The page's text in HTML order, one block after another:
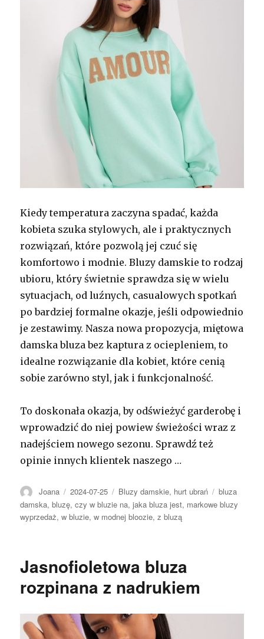
Kiedy temperatura zaczyna spadać, każda
kobieta szuka stylowych, ale i praktycznych
rozwiązań, które pozwolą jej czuć się
komfortowo i modnie. Bluzy damskie to rodzaj
ubioru, który świetnie sprawdza się w wielu
sytuacjach, od luźnych, casualowych spotkań
po bardziej formalne okazje, jeśli odpowiednio
je zestawimy. Nasza nowa propozycja, miętowa
damska bluza bez kaptura z ociepleniem, to
idealne rozwiązanie dla kobiet, które cenią
sobie zarówno styl, jak i funkcjonalność.
To doskonała okazja, by odświeżyć garderobę i
wprowadzić do niej powiew świeżości wraz z
nadejściem nowego sezonu. Sprawdź też
opinie innych klientek naszego …
Autor
Joana Opublikowano
2024-07-25 Kategorie
Bluzy damskie, hurt ubrań Tagi
bluza
damska,bluzę,czy w bluzie na,jaka bluza jest, markowe bluzy
wyprzedaż,w bluzie,w modnej bloozie,z bluzą
Jasnofioletowa bluza
rozpinana z nadrukiem